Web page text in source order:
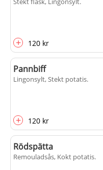
+ 120 kr
Pannbiff
Lingonsylt, Stekt potatis.
+ 120 kr
Rödspätta
Remouladsås, Kokt potatis.